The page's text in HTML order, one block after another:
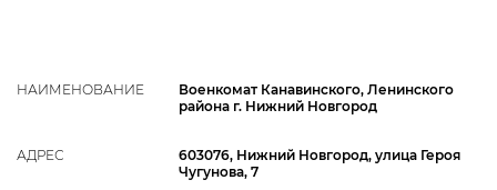
НАИМЕНОВАНИЕ
Военкомат Канавинского, Ленинского
района г. Нижний Новгород
АДРЕС
603076, Нижний Новгород, улица Героя
Чугунова, 7